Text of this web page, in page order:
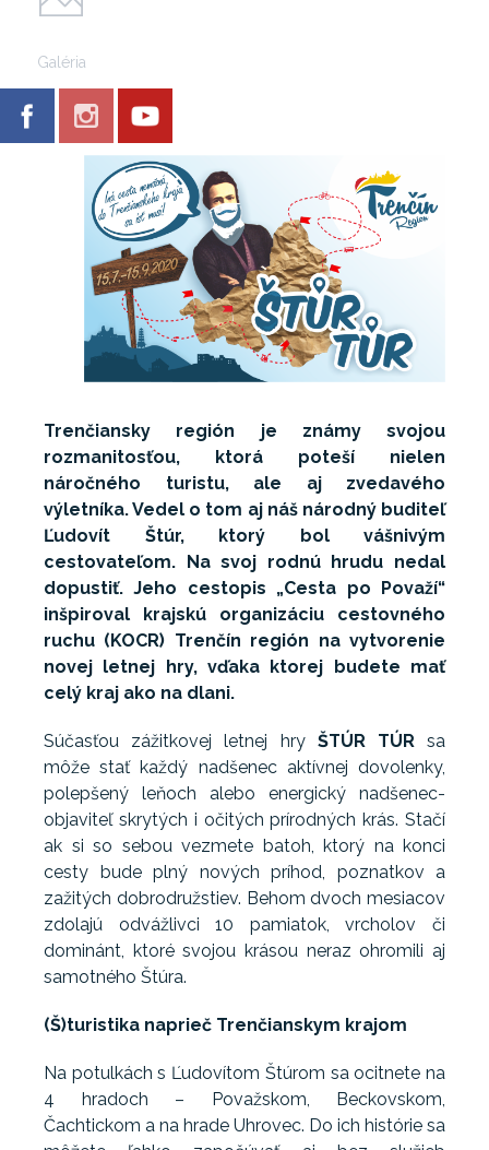
Galéria
Trenčiansky región je známy svojou
rozmanitosťou, ktorá poteší nielen
náročného turistu, ale aj zvedavého
výletníka. Vedel o tom aj náš národný buditeľ
Ľudovít Štúr, ktorý bol vášnivým
cestovateľom. Na svoj rodnú hrudu nedal
dopustiť. Jeho cestopis „Cesta po Považí“
inšpiroval krajskú organizáciu cestovného
ruchu (KOCR) Trenčín región na vytvorenie
novej letnej hry, vďaka ktorej budete mať
celý kraj ako na dlani.
Súčasťou zážitkovej letnej hry ŠTÚR TÚRsa
môže stať každý nadšenec aktívnej dovolenky,
polepšený leňoch alebo energický nadšenec-
objaviteľ skrytých i očitých prírodných krás. Stačí
ak si so sebou vezmete batoh, ktorý na konci
cesty bude plný nových príhod, poznatkov a
zažitých dobrodružstiev. Behom dvoch mesiacov
zdolajú odvážlivci 10 pamiatok, vrcholov či
dominánt, ktoré svojou krásou neraz ohromili aj
samotného Štúra.
(Š)turistika naprieč Trenčianskym krajom
Na potulkách s Ľudovítom Štúrom sa ocitnete na
4 hradoch – Považskom, Beckovskom,
Čachtickom a na hrade Uhrovec. Do ich histórie sa